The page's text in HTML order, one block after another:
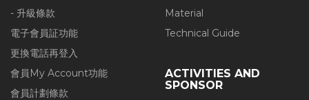
- 升級條款
電子會員証功能
更換電話再登入
會員My Account功能
會員計劃條款
Material
Technical Guide
ACTIVITIES AND
SPONSOR